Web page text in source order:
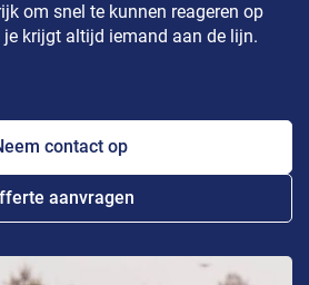
om snel te kunnen reageren op
krijgt altijd iemand aan de lijn.
contact op
aanvragen